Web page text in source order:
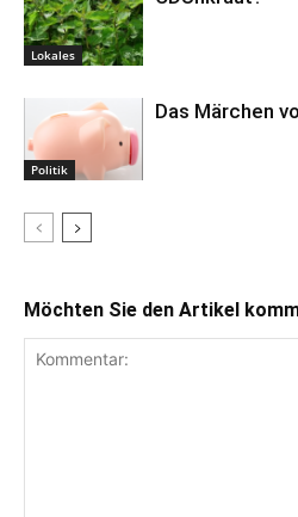
Lokales
Politik
Das Märchen
Möchten Sie den Artikel